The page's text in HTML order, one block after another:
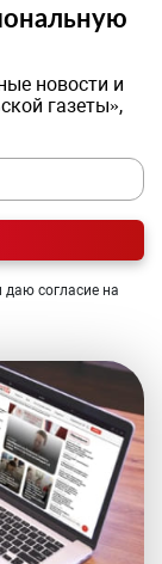
новости и
газеты»,
даю согласие на